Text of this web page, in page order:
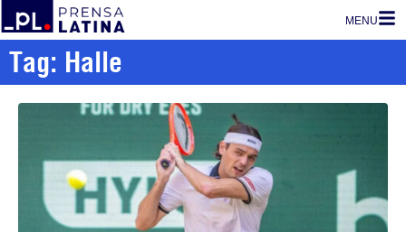
MENU
Tag: Halle